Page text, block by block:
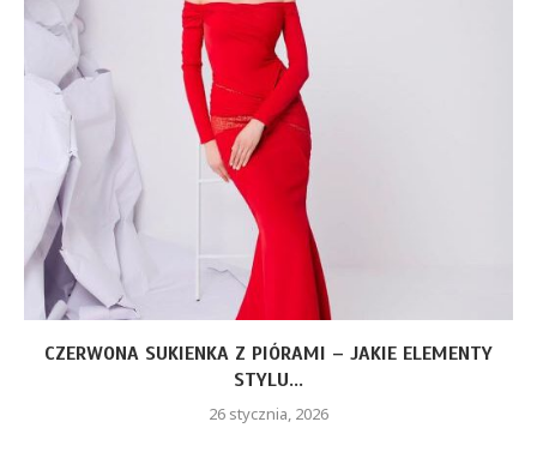
CZERWONA SUKIENKA Z PIÓRAMI – JAKIE ELEMENTY
STYLU...
26 stycznia, 2026